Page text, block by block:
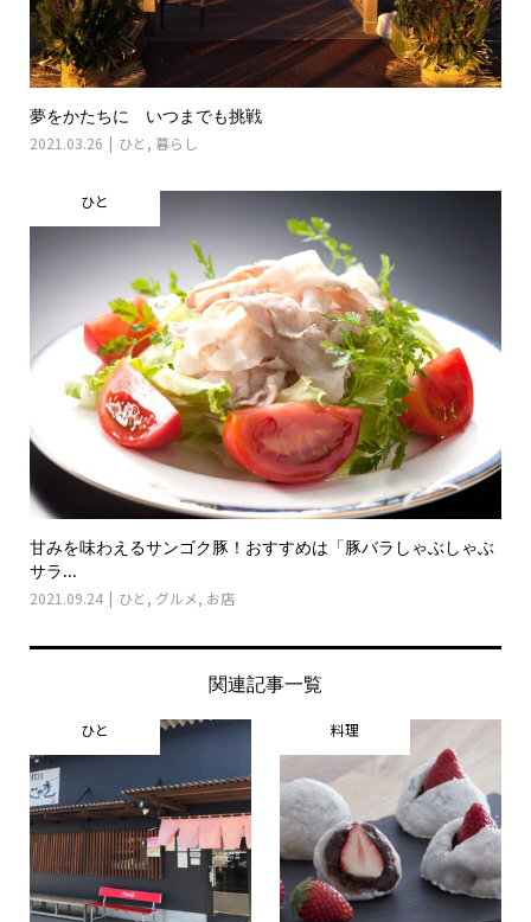
夢をかたちに いつまでも挑戦
2021.03.26 ひと , 暮らし
ひと
甘みを味わえるサンゴク豚！おすすめは「豚バラしゃぶしゃぶ
サラ...
2021.09.24 ひと , グルメ, お店
関連記事一覧
ひと 料理